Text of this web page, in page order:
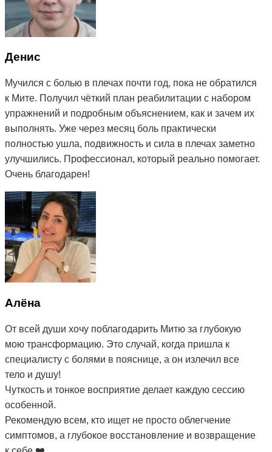
Денис
Мучился с болью в плечах почти год, пока не обратился
к Мите. Получил чёткий план реабилитации с набором
упражнений и подробным объяснением, как и зачем их
выполнять. Уже через месяц боль практически
полностью ушла, подвижность и сила в плечах заметно
улучшились. Профессионал, который реально помогает.
Очень благодарен!
Алёна
От всей души хочу поблагодарить Митю за глубокую
мою трансформацию. Это случай, когда пришла к
специалисту с болями в пояснице, а он излечил все
тело и душу!
Чуткость и тонкое восприятие делает каждую сессию
особенной.
Рекомендую всем, кто ищет не просто облегчение
симптомов, а глубокое восстановление и возвращение